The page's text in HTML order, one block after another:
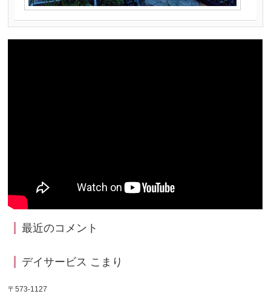
最近のコメント
デイサービス こまり
〒573-1127